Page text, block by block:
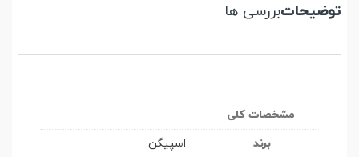
توضیحاتبررسی ها
مشخصات کلی
برند
اسپیگن